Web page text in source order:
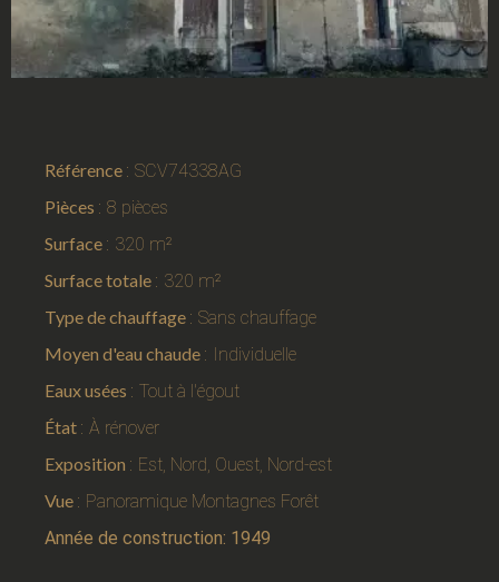
Référence SCV74338AG
Pièces
8 pièces
Surface
320 m²
Surface totale
320 m²
Type de chauffage Sans chauffage
Moyen d'eau chaude
Individuelle
Eaux usées
Tout à l'égout
État À rénover
Exposition
Est, Nord, Ouest, Nord-est
Vue
Panoramique Montagnes Forêt
Année de construction: 1949